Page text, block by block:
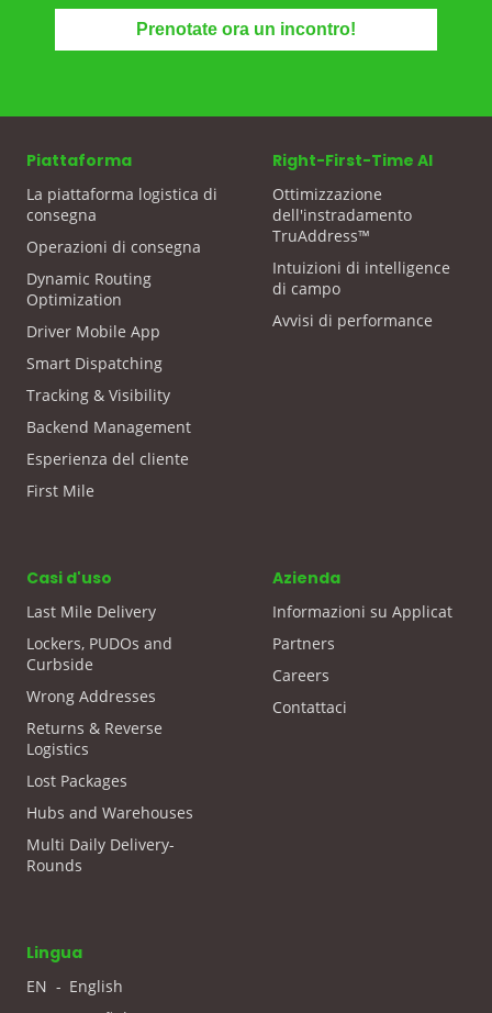
Piattaforma
La piattaforma logistica di
consegna
Operazioni di consegna
Dynamic Routing
Optimization
Driver Mobile App
Smart Dispatching
Tracking & Visibility
Backend Management
Esperienza del cliente
First Mile
Right-First-Time AI
Ottimizzazione
dell'instradamento
TruAddress™
Intuizioni di intelligence
di campo
Avvisi di performance
Casi d'uso
Last Mile Delivery
Lockers, PUDOs and
Curbside
Wrong Addresses
Returns & Reverse
Logistics
Lost Packages
Hubs and Warehouses
Multi Daily Delivery-
Rounds
Azienda
Informazioni su Applicat
Partners
Careers
Contattaci
Lingua
EN - English